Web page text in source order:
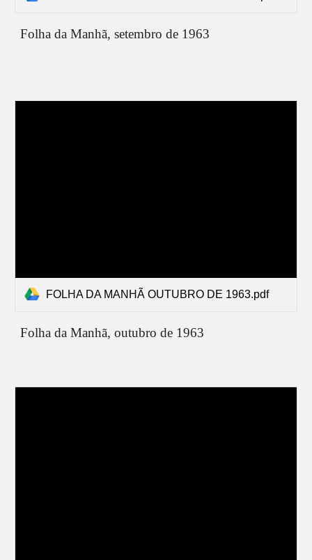
Folha da Manhã,setembro de 1963
FOLHA DA MANHÃ OUTUBRO DE 1963.pdf
Folha da Manhã,outubro de 1963